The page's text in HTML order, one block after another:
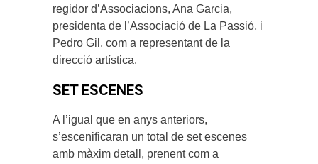
regidor d’Associacions, Ana Garcia,
presidenta de l’Associació de La Passió, i
Pedro Gil, com a representant de la
direcció artística.
SET ESCENES
A l’igual que en anys anteriors,
s’escenificaran un total de set escenes
amb màxim detall, prenent com a